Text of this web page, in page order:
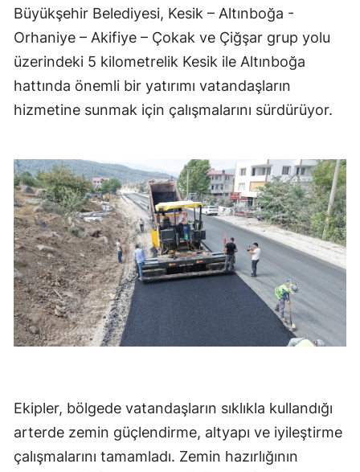
Büyükşehir Belediyesi, Kesik – Altınboğa -
Orhaniye – Akifiye – Çokak ve Çiğşar grup yolu
üzerindeki 5 kilometrelik Kesik ile Altınboğa
hattında önemli bir yatırımı vatandaşların
hizmetine sunmak için çalışmalarını sürdürüyor.
Ekipler, bölgede vatandaşların sıklıkla kullandığı
arterde zemin güçlendirme, altyapı ve iyileştirme
çalışmalarını tamamladı. Zemin hazırlığının